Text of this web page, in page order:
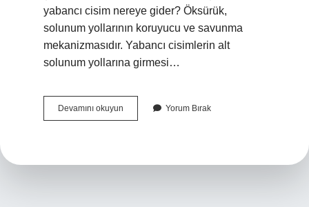
yabancı cisim nereye gider? Öksürük,
solunum yollarının koruyucu ve savunma
mekanizmasıdır. Yabancı cisimlerin alt
solunum yollarına girmesi…
Devamını okuyun
Borusuna
Yorum Bırak